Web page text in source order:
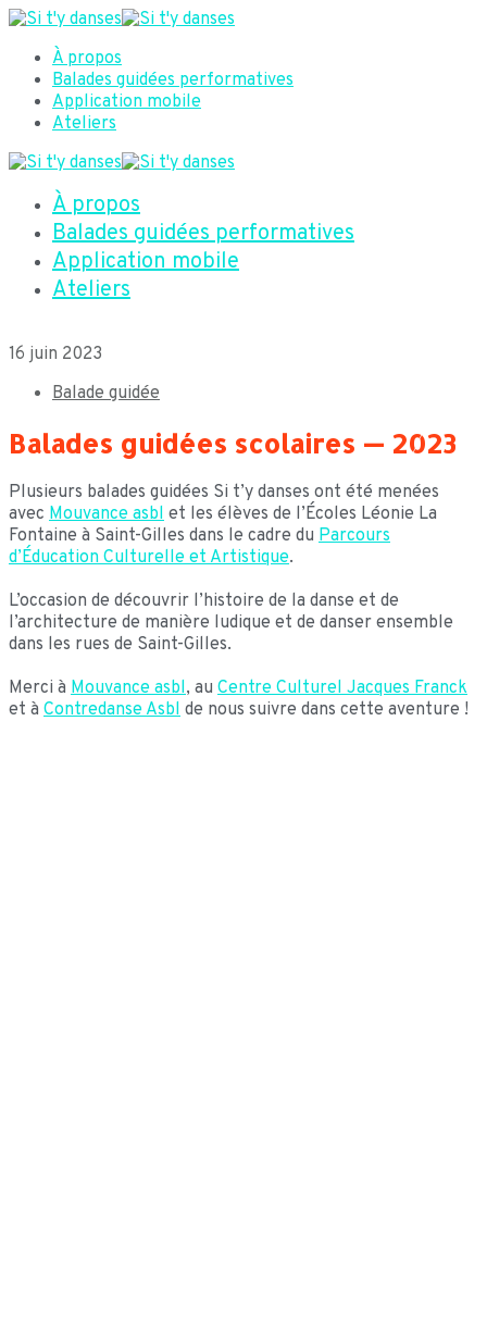
À propos
Balades guidées performatives
Application mobile
Ateliers
À propos
Balades guidées performatives
Application mobile
Ateliers
16 juin 2023
Balade guidée
Balades guidées scolaires — 2023
Plusieurs balades guidées Si t’y danses ont été menées
avec Mouvance asbl et les élèves de l’Écoles Léonie La
Fontaine à Saint-Gilles dans le cadre du Parcours
d’Éducation Culturelle et Artistique.
L’occasion de découvrir l’histoire de la danse et de
l’architecture de manière ludique et de danser ensemble
dans les rues de Saint-Gilles.
Merci à Mouvance asbl, au Centre Culturel Jacques Franck
et à Contredanse Asbl de nous suivre dans cette aventure !